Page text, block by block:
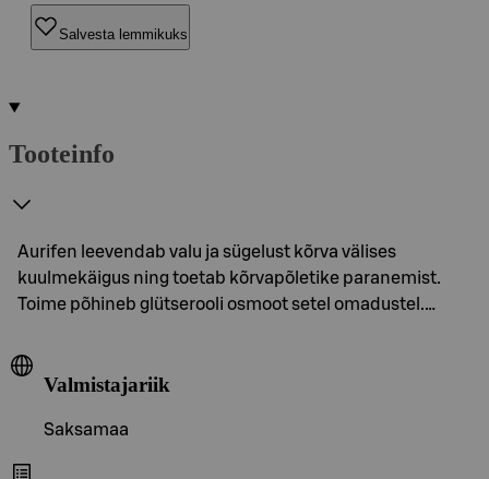
Salvesta lemmikuks
Tooteinfo
Aurifen leevendab valu ja sügelust kõrva välises
kuulmekäigus ning toetab kõrvapõletike paranemist.
Toime põhineb glütserooli osmoot setel omadustel.…
Valmistajariik
Saksamaa